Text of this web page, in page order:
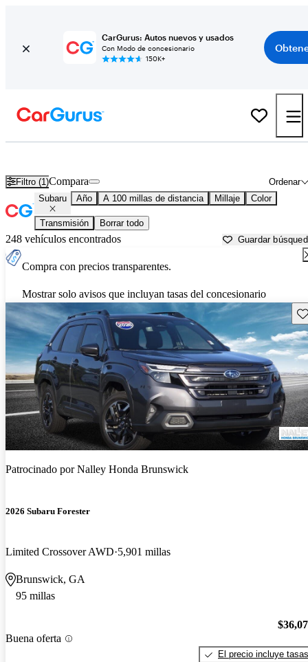
CarGurus: Autos nuevos y usados
Con Modo de concesionario
150K+
Filtro (1) Ordenar
Compara
Subaru Año A 100 millas de distancia Millaje Color
Transmisión Borrar todo
248 vehículos encontrados Guardar
Compra con precios transparentes.
Mostrar solo avisos que incluyan tasas del concesionario
Patrocinado porNalley Honda Brunswick
2026 Subaru Forester
Limited Crossover AWD 5,901 millas
Brunswick, GA
95 millas
Buena oferta
El precio incluye tasas